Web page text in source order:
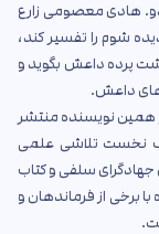
هادی معصومی زارع
شوم را تفسیر کند،
پرده داعش بگوید و
داعش.
همین نویسنده منتشر
نخست تلاشی علمی
سلفی و کتاب
برخی از فرماندهان و